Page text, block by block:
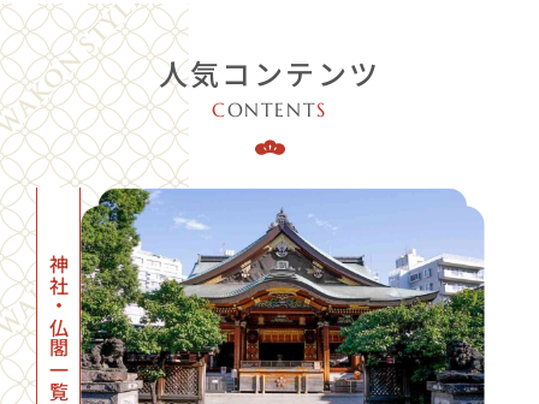
・田鶴：〜38名 / 23,100円～（税込）
・僧伽小野 京都新町別邸：〜50名 / 14,300円〜（税込）
・京都 瓢斗 四条烏丸店：〜70名 / 18,700円〜（税込）
など
※その他、ご予算に合わせて最適な会場をご紹介します。
人気コンテンツ
CONTENTS
神社・仏閣一覧